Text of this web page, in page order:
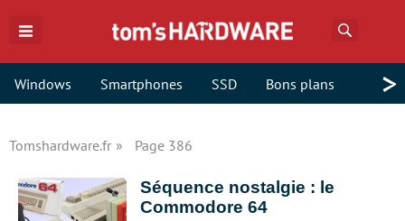
Windows Smartphones SSD Bons plans >
Tomshardware.fr Page 386
Séquence nostalgie : le
Commodore 64